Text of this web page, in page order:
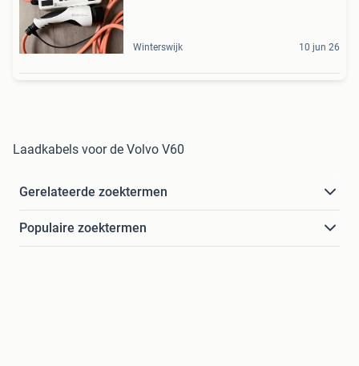
Winterswijk 10 jun 26
Laadkabels voor de Volvo V60
Gerelateerde zoektermen
Populaire zoektermen